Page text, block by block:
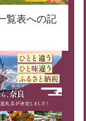
覧表への記